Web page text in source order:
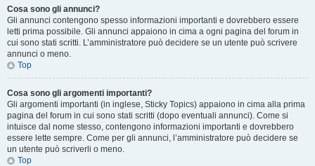
Cosa sono gli annunci?
Gli annunci contengono spesso informazioni importanti e dovrebbero essere
letti prima possibile. Gli annunci appaiono in cima a ogni pagina del forum in
cui sono stati scritti. L’amministratore può decidere se un utente può scrivere
annunci o meno.
Top
Cosa sono gli argomenti importanti?
Gli argomenti importanti (in inglese, Sticky Topics) appaiono in cima alla prima
pagina del forum in cui sono stati scritti (dopo eventuali annunci). Come si
intuisce dal nome stesso, contengono informazioni importanti e dovrebbero
essere lette sempre. Come per gli annunci, l’amministratore può decidere se
un utente può scriverli o meno.
Top